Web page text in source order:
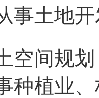
事土地
间规划
种植业